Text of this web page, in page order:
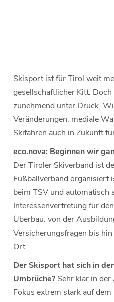
Skisport ist für Tirol weit
gesellschaftlicher Kitt.
zunehmend unter Druck.
Veränderungen, mediale
Skifahren auch in Zukunft
eco.nova: Beginnen wir
Der Tiroler Skiverband ist
Fußballverband organisiert
beim TSV und automatisch
Interessenvertretung für
Überbau: von der
Versicherungsfragen bis
Ort.
Der Skisport hat sich in
Umbrüche? Sehr klar in
Fokus extrem stark auf